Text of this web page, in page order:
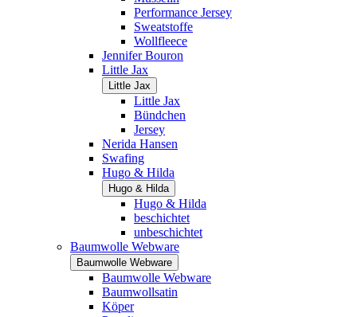
Performance Jersey
Sweatstoffe
Wollfleece
Jennifer Bouron
Little Jax
Little Jax
Little Jax
Bündchen
Jersey
Nerida Hansen
Swafing
Hugo & Hilda
Hugo & Hilda
Hugo & Hilda
beschichtet
unbeschichtet
Baumwolle Webware
Baumwolle Webware
Baumwolle Webware
Baumwollsatin
Köper